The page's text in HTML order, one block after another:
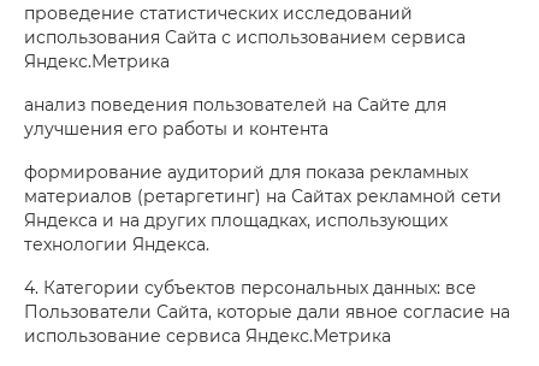
проведение статистических исследований
использования Сайта с использованием сервиса
Яндекс.Метрика
анализ поведения пользователей на Сайте для
улучшения его работы и контента
формирование аудиторий для показа рекламных
материалов (ретаргетинг) на Сайтах рекламной сети
Яндекса и на других площадках, использующих
технологии Яндекса.
4. Категории субъектов персональных данных: все
Пользователи Сайта, которые дали явное согласие на
использование сервиса Яндекс.Метрика